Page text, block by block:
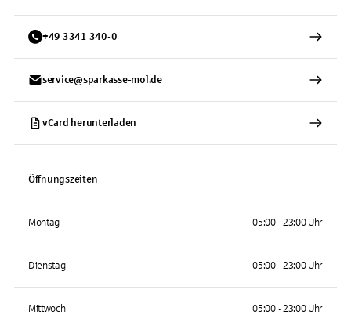
+49 3341 340-0
service@sparkasse-mol.de
vCard herunterladen
Öffnungszeiten
Montag 05:00 - 23:00 Uhr
Dienstag 05:00 - 23:00 Uhr
Mittwoch 05:00 - 23:00 Uhr